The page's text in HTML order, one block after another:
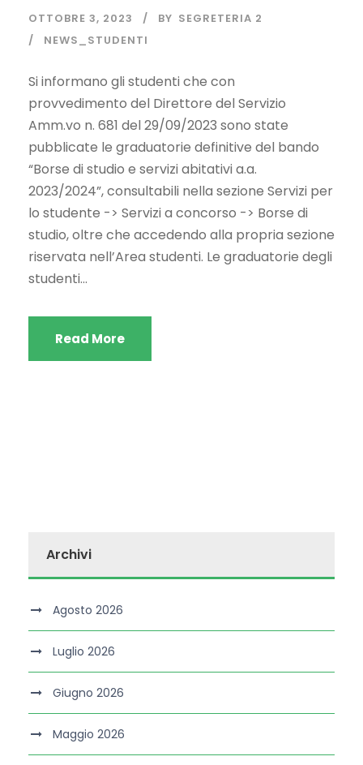
OTTOBRE 3, 2023 BY SEGRETERIA 2
NEWS_STUDENTI
Si informano gli studenti che con
provvedimento del Direttore del Servizio
Amm.vo n. 681 del 29/09/2023 sono state
pubblicate le graduatorie definitive del bando
“Borse di studio e servizi abitativi a.a.
2023/2024”, consultabili nella sezione Servizi per
lo studente -> Servizi a concorso -> Borse di
studio, oltre che accedendo alla propria sezione
riservata nell’Area studenti. Le graduatorie degli
studenti...
Read More
Archivi
Agosto 2026
Luglio 2026
Giugno 2026
Maggio 2026